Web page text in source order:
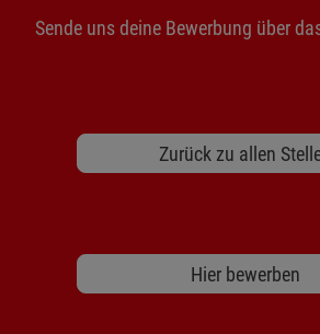
Sende uns deine Bewerbung über
Zurück zu allen
Hier bewerben